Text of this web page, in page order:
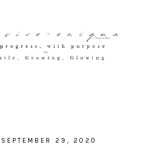
SEPTEMBER 29, 2020